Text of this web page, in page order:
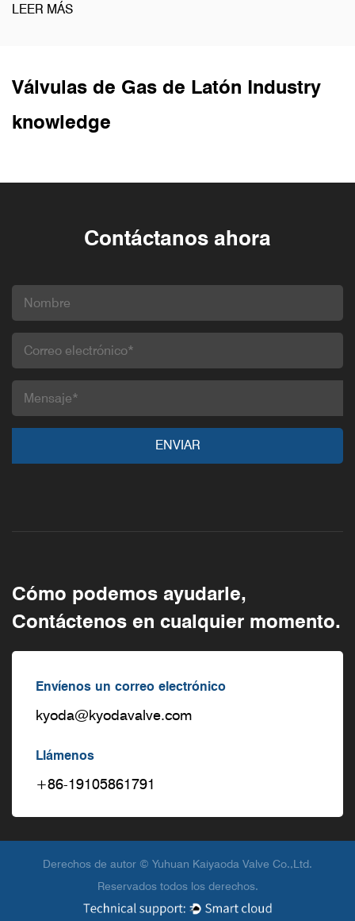
LEER MÁS
Válvulas de Gas de Latón Industry
knowledge
Contáctanos ahora
Cómo podemos ayudarle,
Contáctenos en cualquier momento.
Envíenos un correo electrónico
kyoda@kyodavalve.com
Llámenos
+86-19105861791
Derechos de autor © Yuhuan Kaiyaoda Valve Co.,Ltd.
Reservados todos los derechos.